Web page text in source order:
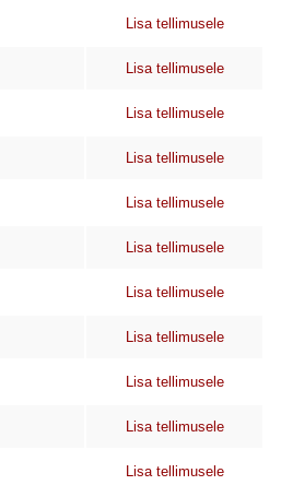
Lisa tellimusele
Lisa tellimusele
Lisa tellimusele
Lisa tellimusele
Lisa tellimusele
Lisa tellimusele
Lisa tellimusele
Lisa tellimusele
Lisa tellimusele
Lisa tellimusele
Lisa tellimusele